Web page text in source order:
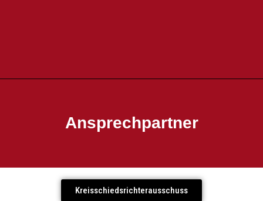
Ansprechpartner
Kreisschiedsrichterausschuss